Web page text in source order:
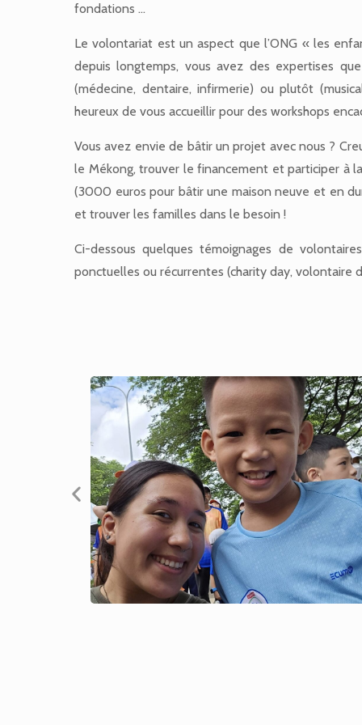
fondations …
Le volontariat est un aspect que l’ONG « les
depuis longtemps, vous avez des expertises
(médecine, dentaire, infirmerie) ou plutôt
heureux de vous accueillir pour des workshops
Vous avez envie de bâtir un projet avec nous ?
le Mékong, trouver le financement et participer à
(3000 euros pour bâtir une maison neuve et en
et trouver les familles dans le besoin !
Ci-dessous quelques témoignages de
ponctuelles ou récurrentes (charity day, volontaire